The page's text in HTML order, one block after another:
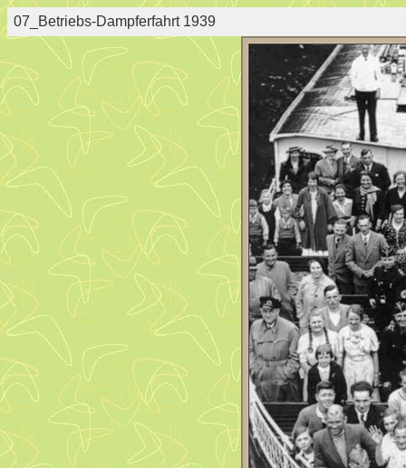
07_Betriebs-Dampferfahrt 1939